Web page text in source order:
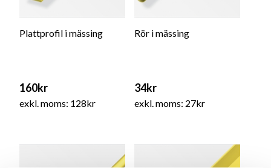
Plattprofil i mässing
160kr
exkl. moms: 128kr
Rör i mässing
34kr
exkl. moms: 27kr